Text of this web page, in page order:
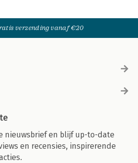
verzending vanaf €20
nieuwsbrief en blijf up-to-date
en recensies, inspirerende